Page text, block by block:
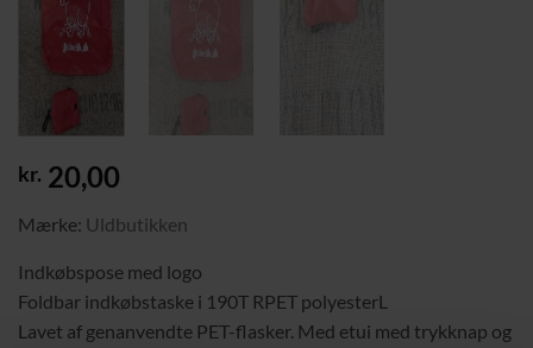
kr. 20,00
Mærke: Uldbutikken
Indkøbspose med logo
Foldbar indkøbstaske i 190T RPET polyesterL
Lavet af genanvendte PET-flasker. Med etui med trykknap og